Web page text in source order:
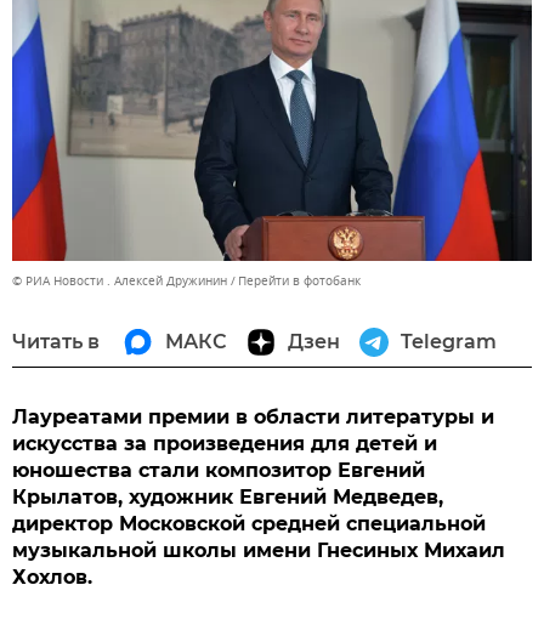
© РИА Новости . Алексей Дружинин Перейти в фотобанк
Читать в МАКС Дзен Telegram
Лауреатами премии в области литературы и
искусства за произведения для детей и
юношества стали композитор Евгений
Крылатов, художник Евгений Медведев,
директор Московской средней специальной
музыкальной школы имени Гнесиных Михаил
Хохлов.